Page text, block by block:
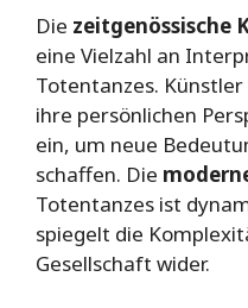
Die zeitgenössische
eine Vielzahl an
Totentanzes.
ihre persönlichen
ein, um neue
schaffen. Die
Totentanzes ist
spiegelt die
Gesellschaft wider.